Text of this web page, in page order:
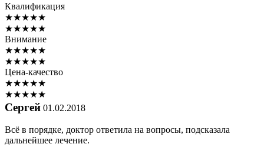
Квалификация
★★★★★
★★★★★
Внимание
★★★★★
★★★★★
Цена-качество
★★★★★
★★★★★
Сергей 01.02.2018
Всё в порядке, доктор ответила на вопросы, подсказала
дальнейшее лечение.